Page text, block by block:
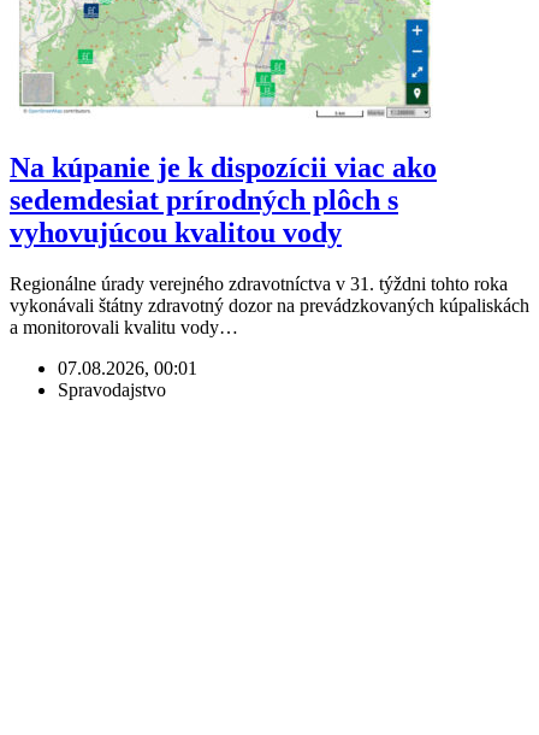
Na kúpanie je k dispozícii viac ako
sedemdesiat prírodných plôch s
vyhovujúcou kvalitou vody
Regionálne úrady verejného zdravotníctva v 31. týždni tohto roka
vykonávali štátny zdravotný dozor na prevádzkovaných kúpaliskách
a monitorovali kvalitu vody…
07.08.2026, 00:01
Spravodajstvo